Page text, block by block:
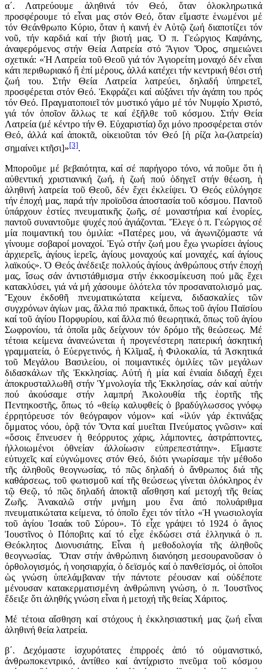
α΄. Λατρεύουμε ἀληθινά τόν Θεό, ὅταν ὁλοκληρωτικά
προσφέρουμε τό εἶναι μας στόν Θεό, ὅταν εἴμαστε ἑνωμένοι μέ
τόν Θεάνθρωπο Κύριο, ὅταν ἡ καινή ἐν Αὐτῷ ζωή διαποτίζει τόν
νοῦ, τήν καρδιά καί τήν βιοτή μας. Ὁ π. Γεώργιος Καψάνης,
ἀναφερόμενος στήν Θεία Λατρεία στό Ἅγιον Ὄρος, σημειώνει
σχετικά: «Ἡ Λατρεία τοῦ Θεοῦ γιά τόν Ἁγιορείτη μοναχό δέν εἶναι
κάτι περιθωριακό ἤ ἐπί μέρους, ἀλλά κατέχει τήν κεντρική θέσι στή
ζωή του. Στήν Θεία Λατρεία λατρεύει, δηλαδή ὑπηρετεῖ,
προσφέρεται στόν Θεό. Ἐκφράζει καί αὐξάνει τήν ἀγάπη του πρός
τόν Θεό. Πραγματοποιεῖ τόν μυστικό γάμο μέ τόν Νυμφίο Χριστό,
γιά τόν ὁποῖον ἄλλως τε καί ἐξῆλθε τοῦ κόσμου. Στήν Θεία
Λατρεία (μέ κέντρο τήν Θ. Εὐχαριστία) ὄχι μόνο προσφέρεται στόν
Θεό, ἀλλά καί ἀποκτᾶ, οἰκειοῦται τόν Θεό [ἡ ρίζα λα-(λατρεία)
σημαίνει κτῆσι]»[3].
Μποροῦμε μέ βεβαιότητα, καί σέ παρήγορο τόνο, νά ποῦμε ὅτι ἡ
αὐθεντική χριστιανική ζωή, ἡ ζωή πού ὁδηγεῖ στήν θέωση, ἡ
ἀληθινή λατρεία τοῦ Θεοῦ, δέν ἔχει ἐκλείψει. Ὁ Θεός εὐλόγησε
τήν ἐποχή μας, παρά τήν προϊοῦσα ἀποστασία τοῦ κόσμου. Παντοῦ
ὑπάρχουν ἑστίες πνευματικῆς ζωῆς, σέ μοναστήρια καί ἑνορίες,
παντοῦ συναντοῦμε ψυχές πού ἁγιάζονται. Ἔλεγε ὁ π. Γεώργιος σέ
μία ποιμαντική του ὁμιλία: «Πατέρες μου, νά ἀγωνιζόμαστε νά
γίνουμε σοβαροί μοναχοί. Ἐγώ στήν ζωή μου ἔχω γνωρίσει ἁγίους
ἀρχιερεῖς, ἁγίους ἱερεῖς, ἁγίους μοναχούς καί μοναχές, καί ἁγίους
λαϊκούς». Ὁ Θεός ἀνέδειξε πολλούς ἁγίους ἀνθρώπους στήν ἐποχή
μας, ἴσως σάν ἀντιστάθμισμα στήν ἐκκοσμίκευση πού μᾶς ἔχει
κατακλύσει, γιά νά μή χάσουμε ὁλότελα τόν προσανατολισμό μας.
Ἔχουν ἐκδοθῆ πνευματικώτατα κείμενα, διδασκαλίες τῶν
συγχρόνων ἁγίων μας, ἄλλα πιό πρακτικά, ὅπως τοῦ ἁγίου Παϊσίου
καί τοῦ ἁγίου Πορφυρίου, καί ἄλλα πιό θεωρητικά, ὅπως τοῦ ἁγίου
Σωφρονίου, τά ὁποῖα μᾶς δείχνουν τόν δρόμο τῆς θεώσεως. Μέ
τέτοια κείμενα ἀνανεώνεται ἡ προγενέστερη πατερική ἀσκητική
γραμματεία, ὁ Εὐεργετινός, ἡ Κλῖμαξ, ἡ Φιλοκαλία, τά Ἀσκητικά
τοῦ Μεγάλου Βασιλείου, οἱ ποιμαντικές ὁμιλίες τῶν μεγάλων
διδασκάλων τῆς Ἐκκλησίας. Αὐτή ἡ μία καί ἑνιαία διδαχή ἔχει
ἀποκρυσταλλωθῆ στήν Ὑμνολογία τῆς Ἐκκλησίας, σάν καί αὐτήν
πού ἀκούσαμε στήν λαμπρή Ἀκολουθία τῆς ἑορτῆς τῆς
Πεντηκοστῆς, ὅπως τό «θείῳ καλυφθείς ὁ βραδύγλωσσος γνόφῳ
ἐρρητόρευσε τόν θεόγραφον νόμον» καί «ἰλύν γάρ ἐκτινάξας
ὄμματος νόου, ὁρᾷ τόν Ὄντα καί μυεῖται Πνεύματος γνῶσιν» καί
«ὅσοις ἔπνευσεν ἡ θεόρρυτος χάρις, λάμποντες, ἀστράπτοντες,
ἠλλοιωμένοι ὀθνείαν ἀλλοίωσιν εὐπρεπεστάτην». Εἴμαστε
εὐτυχεῖς καί εὐγνώμονες στόν Θεό, διότι γνωρίσαμε τήν μέθοδο
τῆς ἀληθοῦς θεογνωσίας, τό πῶς δηλαδή ὁ ἄνθρωπος διά τῆς
καθάρσεως, τοῦ φωτισμοῦ καί τῆς θεώσεως γίνεται ὁλόκληρος ἐν
τῷ Θεῷ, τό πῶς δηλαδή ἀποκτᾷ αἴσθηση καί μετοχή τῆς θείας
Ζωῆς. Ἀνακαλῶ στήν μνήμη μου ἕνα ἀπό πολυάριθμα
πνευματικώτατα κείμενα, τό ὁποῖο ἔχει τόν τίτλο «Ἡ γνωσιολογία
τοῦ ἁγίου Ἰσαάκ τοῦ Σύρου». Τό εἶχε γράψει τό 1924 ὁ ἅγιος
Ἰουστῖνος ὁ Πόποβιτς καί τό εἶχε ἐκδώσει στά ἑλληνικά ὁ π.
Θεόκλητος Διονυσιάτης. Εἶναι ἡ μεθοδολογία τῆς ἀληθοῦς
θεογνωσίας. Ὅταν στήν ἀνθρώπινη διανόηση μεσουρανοῦσαν ὁ
ὀρθολογισμός, ἡ νοησιαρχία, ὁ δεϊσμός καί ὁ πανθεϊσμός, οἱ ὁποῖοι
ὡς γνώση ὑπελάμβαναν τήν πάντοτε ρέουσαν καί οὐδέποτε
μένουσαν κατακερματισμένη ἀνθρώπινη γνώση, ὁ π. Ἰουστῖνος
ἔδειξε ὅτι ἀληθής γνώση εἶναι ἡ μετοχή τῆς θείας Χάριτος.
Μέ τέτοια αἴσθηση καί στόχους ἡ ἐκκλησιαστική μας ζωή εἶναι
ἀληθινή θεία λατρεία.
β΄. Δεχόμαστε ἰσχυρότατες ἐπιρροές ἀπό τό οὐμανιστικό,
ἀνθρωποκεντρικό, ἀντίθεο καί ἀντίχριστο πνεῦμα τοῦ κόσμου